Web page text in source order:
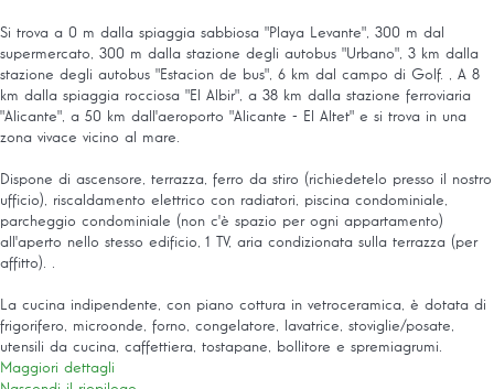
Si trova a 0 m dalla spiaggia sabbiosa "Playa Levante", 300 m dal
supermercato, 300 m dalla stazione degli autobus "Urbano", 3 km dalla
stazione degli autobus "Estacion de bus", 6 km dal campo di Golf. , A 8
km dalla spiaggia rocciosa "El Albir", a 38 km dalla stazione ferroviaria
"Alicante", a 50 km dall'aeroporto "Alicante - El Altet" e si trova in una
zona vivace vicino al mare.
Dispone di ascensore, terrazza, ferro da stiro (richiedetelo presso il nostro
ufficio), riscaldamento elettrico con radiatori, piscina condominiale,
parcheggio condominiale (non c'è spazio per ogni appartamento)
all'aperto nello stesso edificio, 1 TV, aria condizionata sulla terrazza (per
affitto). .
La cucina indipendente, con piano cottura in vetroceramica, è dotata di
frigorifero, microonde, forno, congelatore, lavatrice, stoviglie/posate,
utensili da cucina, caffettiera, tostapane, bollitore e spremiagrumi.
Maggiori dettagli